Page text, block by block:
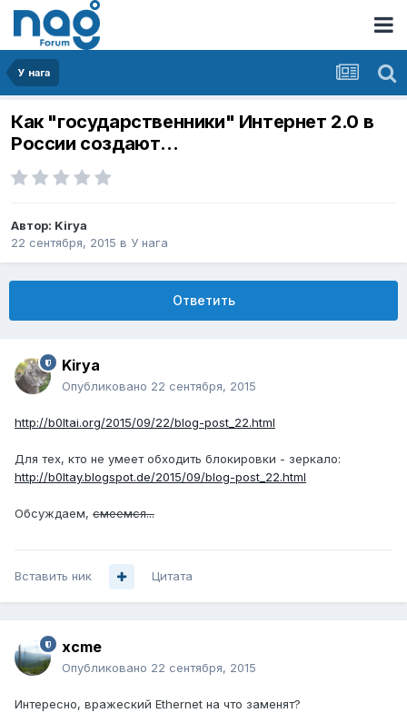
У нага
Как "государственники" Интернет 2.0 в
России создают...
Автор: Kirya
22 сентября, 2015 в У нага
Ответить
Kirya
Опубликовано 22 сентября, 2015
http://b0ltai.org/2015/09/22/blog-post_22.html
Для тех, кто не умеет обходить блокировки - зеркало:
http://b0ltay.blogspot.de/2015/09/blog-post_22.html
Обсуждаем, смеемся...
Вставить ник Цитата
xcme
Опубликовано 22 сентября, 2015
Интересно, вражеский Ethernet на что заменят?